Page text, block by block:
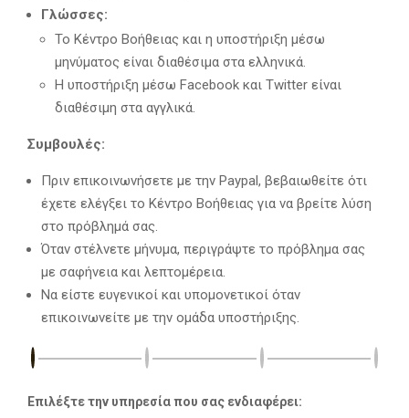
Γλώσσες:
Το Κέντρο Βοήθειας και η υποστήριξη μέσω
μηνύματος είναι διαθέσιμα στα ελληνικά.
Η υποστήριξη μέσω Facebook και Twitter είναι
διαθέσιμη στα αγγλικά.
Συμβουλές:
Πριν επικοινωνήσετε με την Paypal, βεβαιωθείτε ότι
έχετε ελέγξει το Κέντρο Βοήθειας για να βρείτε λύση
στο πρόβλημά σας.
Όταν στέλνετε μήνυμα, περιγράψτε το πρόβλημα σας
με σαφήνεια και λεπτομέρεια.
Να είστε ευγενικοί και υπομονετικοί όταν
επικοινωνείτε με την ομάδα υποστήριξης.
Επιλέξτε την υπηρεσία που σας ενδιαφέρει: